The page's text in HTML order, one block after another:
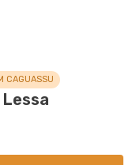
CAGUASSU